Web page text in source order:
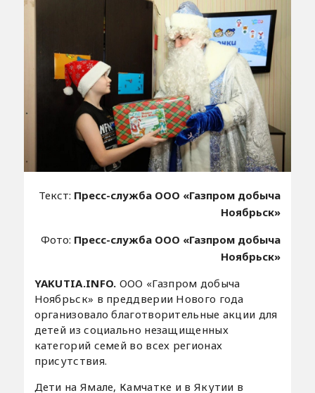
Текст: Пресс-служба ООО «Газпром добыча
Ноябрьск»
Фото: Пресс-служба ООО «Газпром добыча
Ноябрьск»
YAKUTIA.INFO. ООО «Газпром добыча
Ноябрьск» в преддверии Нового года
организовало благотворительные акции для
детей из социально незащищенных
категорий семей во всех регионах
присутствия.
Дети на Ямале, Камчатке и в Якутии в